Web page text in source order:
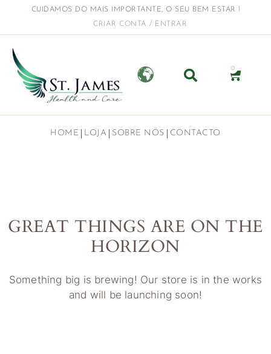
CUIDAMOS DO MAIS IMPORTANTE, O SEU BEM ESTAR !
CRIAR CONTA / ENTRAR
0
HOME LOJA SOBRE NÓS CONTACTO
GREAT THINGS ARE ON THE
HORIZON
Something big is brewing! Our store is in the works
and will be launching soon!